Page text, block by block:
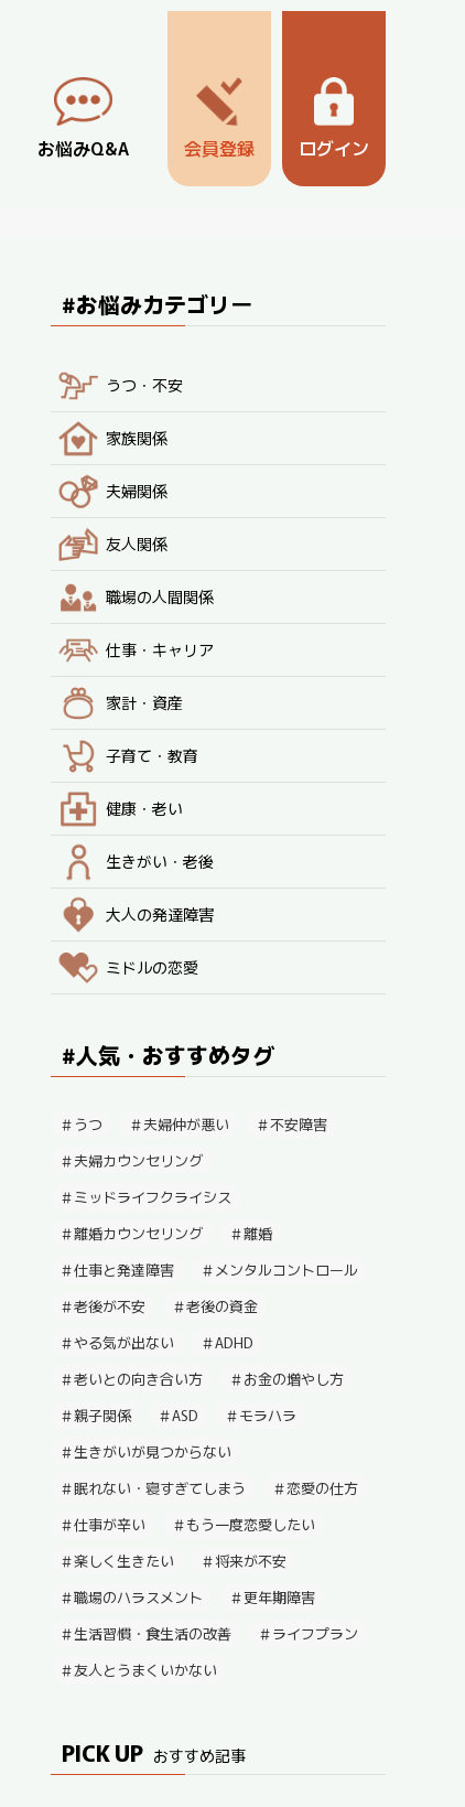
お悩みQ&A 会員登録 ログイン
#お悩みカテゴリー
うつ・不安
家族関係
夫婦関係
友人関係
職場の人間関係
仕事・キャリア
家計・資産
子育て・教育
健康・老い
生きがい・老後
大人の発達障害
ミドルの恋愛
#人気・おすすめタグ
うつ 夫婦仲が悪い
不安障害
夫婦カウンセリング
ミッドライフクライシス
離婚カウンセリング
離婚
仕事と発達障害
メンタルコントロール
老後が不安
老後の資金
やる気が出ない
ADHD
老いとの向き合い方
お金の増やし方
親子関係
ASD
モラハラ
生きがいが見つからない
眠れない・寝すぎてしまう
恋愛の仕方
仕事が辛い
もう一度恋愛したい
楽しく生きたい
将来が不安
職場のハラスメント
更年期障害
生活習慣・食生活の改善
ライフプラン
友人とうまくいかない
PICK UP おすすめ記事